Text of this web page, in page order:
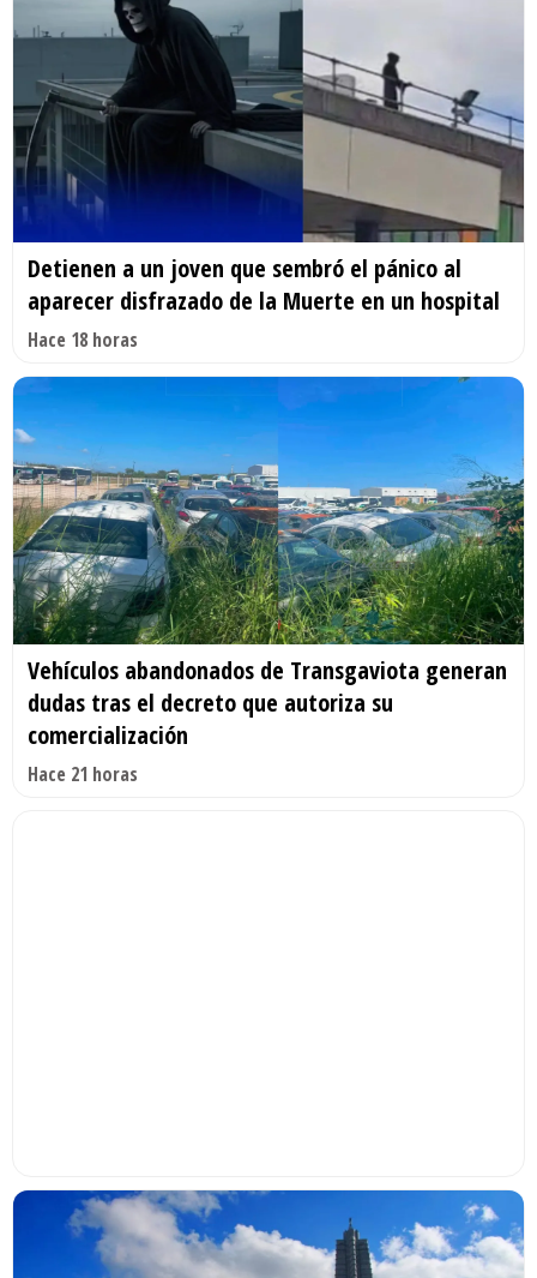
Detienen a un joven que sembró el pánico al
aparecer disfrazado de la Muerte en un hospital
Hace 18 horas
Vehículos abandonados de Transgaviota generan
dudas tras el decreto que autoriza su
comercialización
Hace 21 horas